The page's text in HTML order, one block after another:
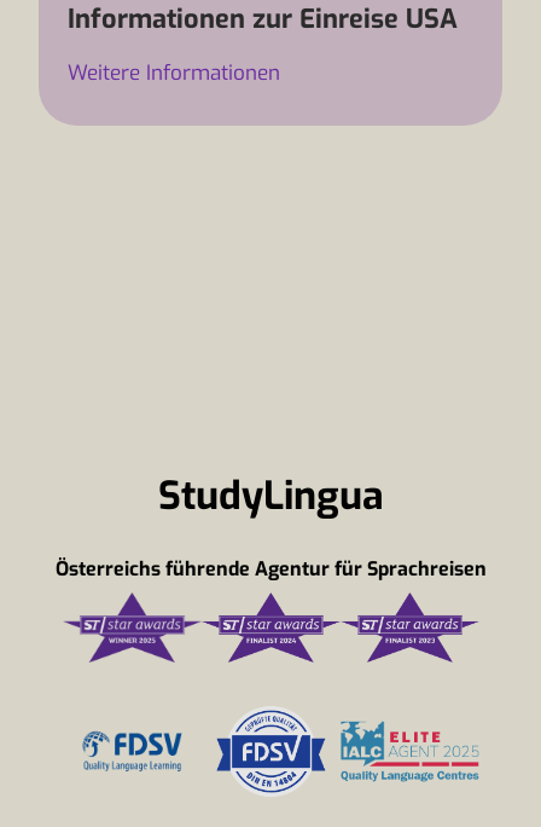
Informationen zur Einreise USA
Weitere Informationen
StudyLingua
Österreichs führende Agentur für Sprachreisen